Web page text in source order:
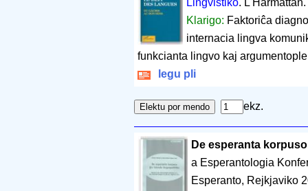
Klarigo: Faktoriĉa
internacia lingva
funkcianta lingvo kaj
legu pli
ekz.
De esperanta
a Esperantologia
Esperanto, Rejkjaviko